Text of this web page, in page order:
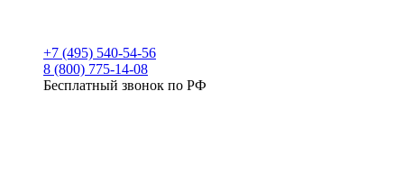
+7 (495) 540-54-56
8 (800) 775-14-08
Бесплатный звонок по РФ